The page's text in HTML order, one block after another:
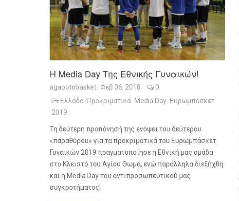
Η Media Day Της Εθνικής Γυναικών!
agapotobasket Φεβ 06, 2018
0
Ελλάδα
Προκριματικά Media Day Ευρωμπάσκετ
2019
Τη δεύτερη προπόνησή της ενόψει του δεύτερου
«παραθύρου» για τα προκριματικά του Ευρωμπάσκετ
Γυναικών 2019 πραγματοποίησε η Εθνική μας ομάδα
στο Κλειστό του Αγίου Θωμά, ενώ παράλληλα διεξήχθη
και η Media Dayτου αντιπροσωπευτικού μας
συγκροτήματος!